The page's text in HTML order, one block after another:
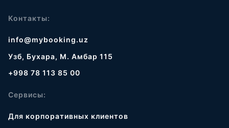
Контакты:
info@mybooking.uz
Узб, Бухара, М. Амбар 115
+998 78 113 85 00
Сервисы:
Для корпоративных клиентов